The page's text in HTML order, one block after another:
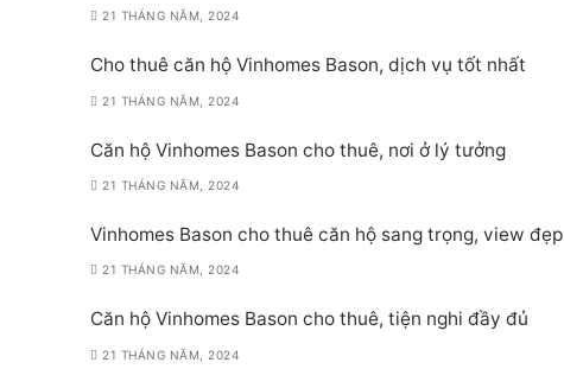
21 THÁNG NĂM, 2024
Cho thuê căn hộ Vinhomes Bason, dịch vụ tốt nhất
21 THÁNG NĂM, 2024
Căn hộ Vinhomes Bason cho thuê, nơi ở lý tưởng
21 THÁNG NĂM, 2024
Vinhomes Bason cho thuê căn hộ sang trọng, view đẹp
21 THÁNG NĂM, 2024
Căn hộ Vinhomes Bason cho thuê, tiện nghi đầy đủ
21 THÁNG NĂM, 2024